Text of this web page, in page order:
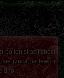
bo ten stracił chęci
się rzuca na lewo i
dno.